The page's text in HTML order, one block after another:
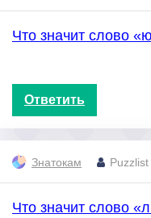
Что значит слово
Ответить
Знатокам Puzzlist
Что значит слово